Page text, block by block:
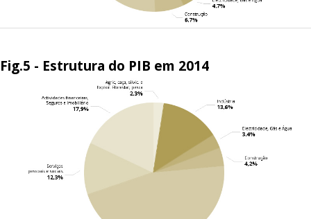
Fig.5 - Estrutura do PIB em 2014